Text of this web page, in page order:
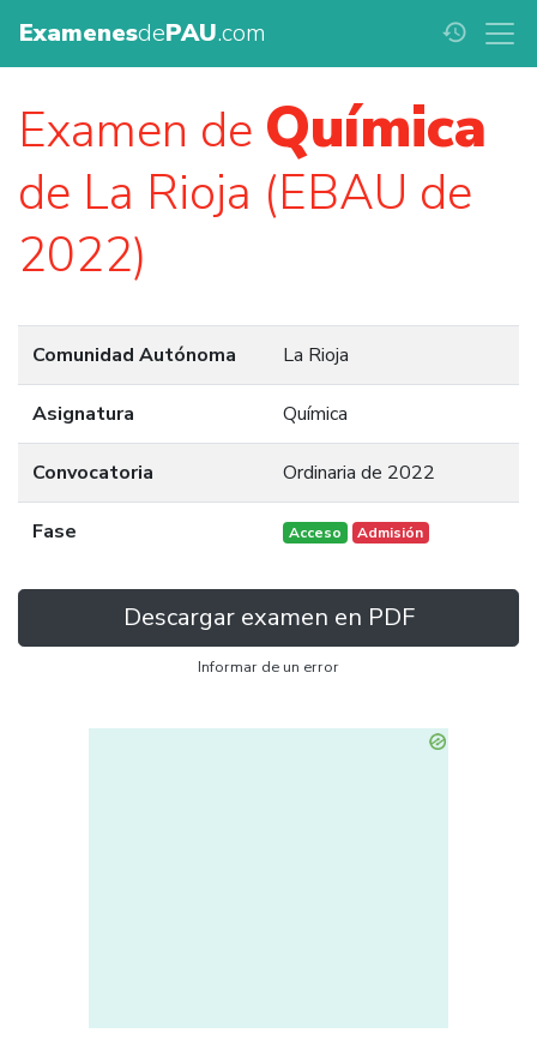
ExamenesdePAU.com history
Examen de Química
de La Rioja (EBAU de
2022)
Comunidad Autónoma La Rioja
Asignatura Química
Convocatoria Ordinaria de 2022
Fase Acceso Admisión
Descargar examen en PDF
Informar de un error